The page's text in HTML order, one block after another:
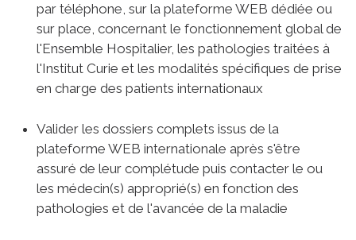
par téléphone, sur la plateforme WEB dédiée ou
sur place, concernant le fonctionnement global de
l'Ensemble Hospitalier, les pathologies traitées à
l'Institut Curie et les modalités spécifiques de prise
en charge des patients internationaux
Valider les dossiers complets issus de la
plateforme WEB internationale après s'être
assuré de leur complétude puis contacter le ou
les médecin(s) approprié(s) en fonction des
pathologies et de l'avancée de la maladie